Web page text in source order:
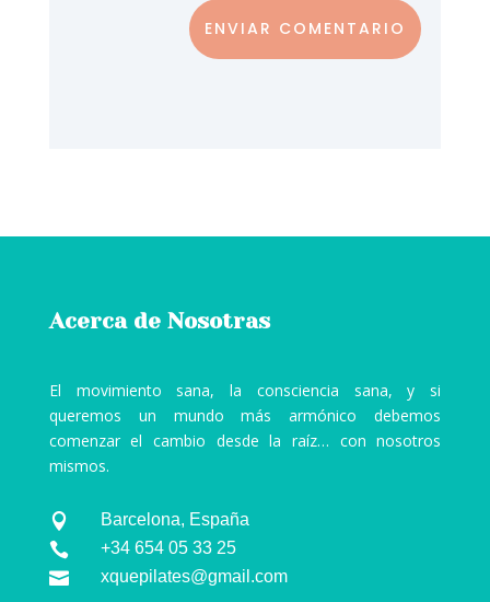
ENVIAR COMENTARIO
Acerca de Nosotras
El movimiento sana, la consciencia sana, y si
queremos un mundo más armónico debemos
comenzar el cambio desde la raíz… con nosotros
mismos.
 Barcelona, España
 +34 654 05 33 25
 xquepilates@gmail.com